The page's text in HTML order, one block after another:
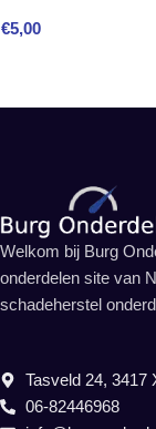
€5,00
Welkom bij Burg
onderdelen site van
schadeherstel
Tasveld 24, 3417
06-82446968